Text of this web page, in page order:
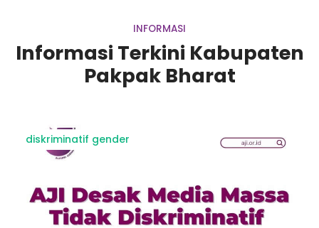
INFORMASI
Informasi Terkini Kabupaten
Pakpak Bharat
diskriminatif gender